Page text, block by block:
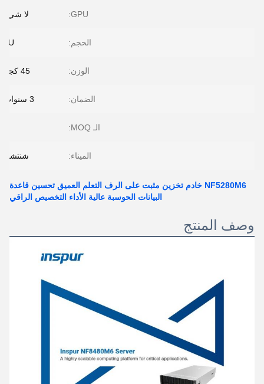
GPU: لا شيء
الحجم: 4U
الوزن: 45 كجم
الضمان: 3 سنوات
الـ MOQ:
الميناء: شنتشن
NF5280M6 خادم تخزين مثبت على الرف التعلم العميق تحسين قاعدة
البيانات الحوسبة عالية الأداء التخصيص الراقي
وصف المنتج